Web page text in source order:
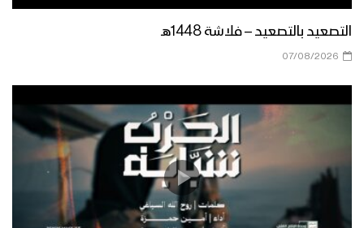
التصعيد بالتصعيد – فلاشة 1448هـ
07/08/2026